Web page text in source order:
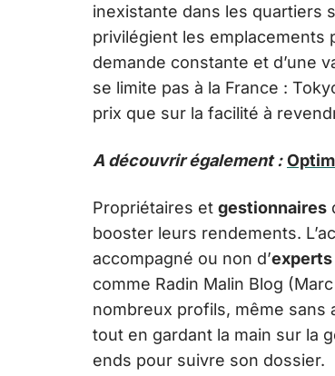
inexistante dans les quartiers
privilégient les emplacements
demande constante et d’une
se limite pas à la France :
prix que sur la facilité à
A découvrir également :
Propriétaires et gestionnaires
booster leurs rendements.
accompagné ou non d’
comme Radin Malin Blog
nombreux profils, même sans
tout en gardant la main sur la
ends pour suivre son dossier.